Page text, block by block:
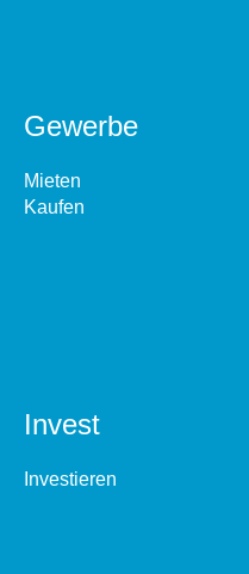
Gewerbe
Mieten
Kaufen
Invest
Investieren